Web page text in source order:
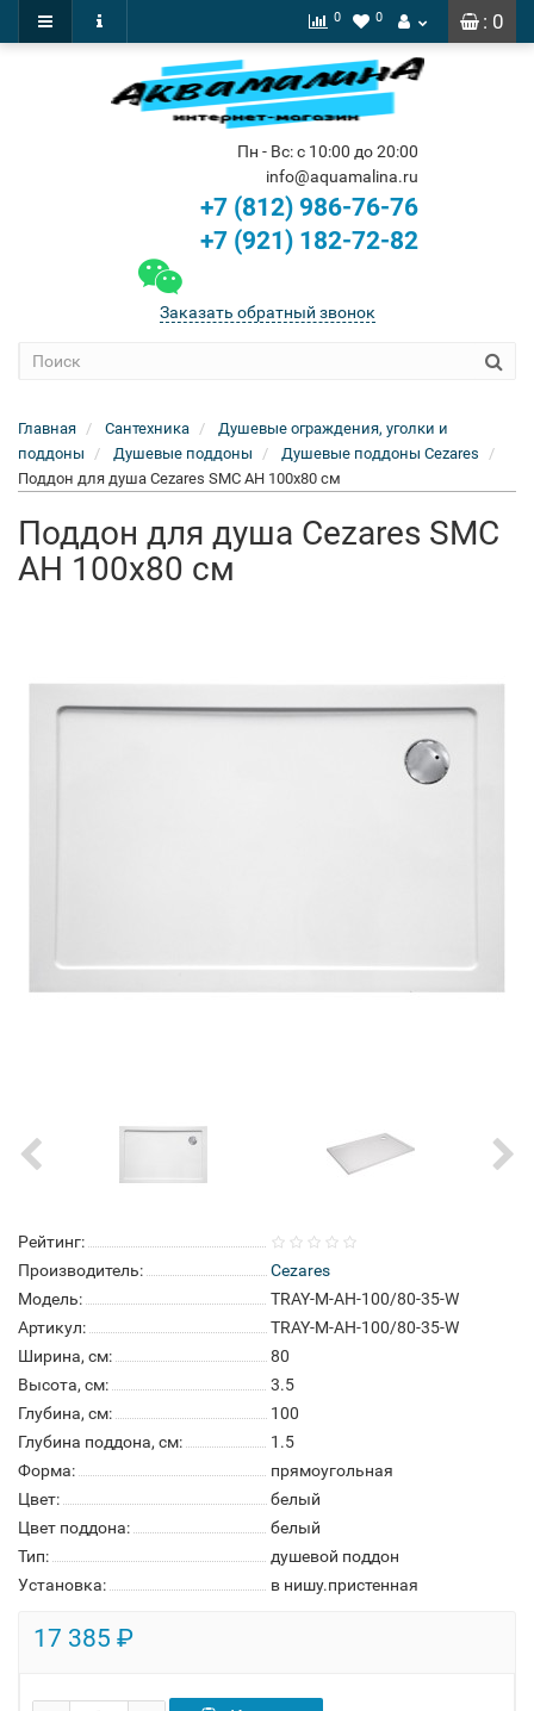
: 0
0 0
Пн - Вс: с 10:00 до 20:00
info@aquamalina.ru
+7 (812) 986-76-76
+7 (921) 182-72-82
Заказать обратный звонок
Главная Сантехника
Душевые ограждения, уголки и
поддоны
Душевые поддоны
Душевые поддоны Cezares
Поддон для душа Cezares SMC AH 100x80 см
Поддон для душа Cezares SMC
AH 100x80 см
Рейтинг:
Производитель:
Cezares
Модель:
TRAY-M-AH-100/80-35-W
Артикул:
TRAY-M-AH-100/80-35-W
Ширина, см:
80
Высота, см:
3.5
Глубина, см:
100
Глубина поддона, см:
1.5
Форма:
прямоугольная
Цвет:
белый
Цвет поддона:
белый
Тип:
душевой поддон
Установка:
в нишу.пристенная
17 385 ₽